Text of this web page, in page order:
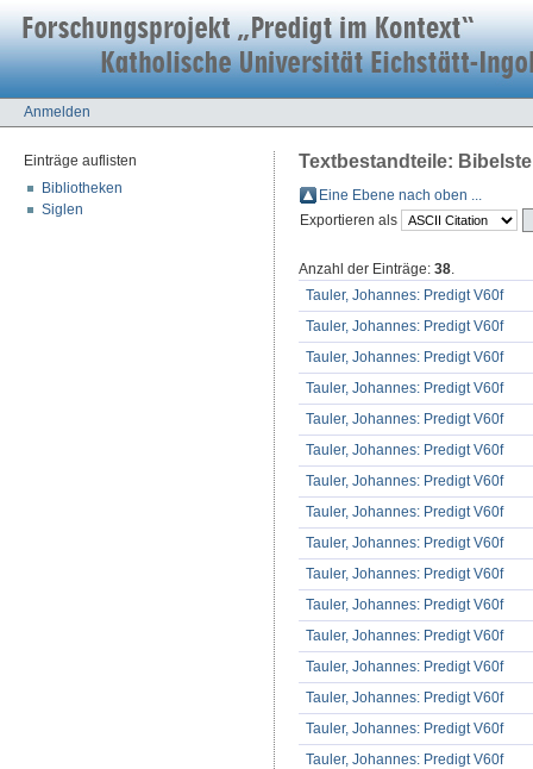
Anmelden
Einträge auflisten
Bibliotheken
Siglen
Textbestandteile:
Eine Ebene nach oben ...
Exportieren als
Anzahl der Einträge: 38.
Tauler, Johannes: Predigt V60f
Tauler, Johannes: Predigt V60f
Tauler, Johannes: Predigt V60f
Tauler, Johannes: Predigt V60f
Tauler, Johannes: Predigt V60f
Tauler, Johannes: Predigt V60f
Tauler, Johannes: Predigt V60f
Tauler, Johannes: Predigt V60f
Tauler, Johannes: Predigt V60f
Tauler, Johannes: Predigt V60f
Tauler, Johannes: Predigt V60f
Tauler, Johannes: Predigt V60f
Tauler, Johannes: Predigt V60f
Tauler, Johannes: Predigt V60f
Tauler, Johannes: Predigt V60f
Tauler, Johannes: Predigt V60f